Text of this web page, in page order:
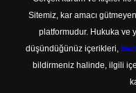
Sitemiz, kar amacı
platformudur. Hukuka ve
düşündüğünüz içerikleri,
bildirmeniz halinde, ilgili